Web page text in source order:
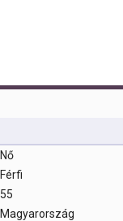
Nő
Férfi
55
Magyarország